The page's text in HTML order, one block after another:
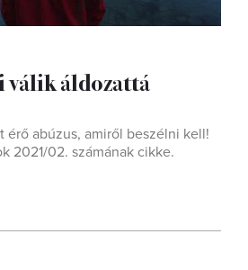
válik áldozattá
érő abúzus, amiről beszélni kell!
2021/02. számának cikke.